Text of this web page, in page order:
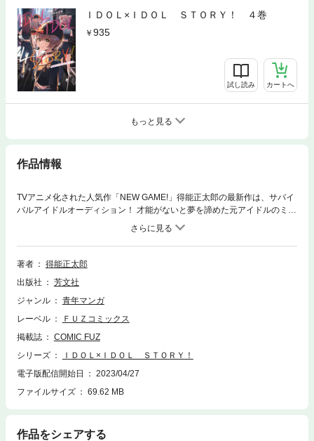
ＩＤＯＬ×ＩＤＯＬ ＳＴＯＲＹ！ ４巻
935
試し読み カートへ
もっと見る
作品情報
TVアニメ化された人気作「NEW GAME!」得能正太郎の最新作は、サバイ
バルアイドルオーディション！ 才能がないと夢を諦めた元アイドルのミミ
と、ミミに憧れていた現役アイドル・イブキ。そんな2人が、ひょんな出
会いから一緒にサバイバルオーディション番組への出演を目指すこと
に…!? 一度は諦めかけた夢、今度こそ2人でなら…！
著者
得能正太郎
出版社
芳文社
ジャンル
青年マンガ
レーベル
ＦＵＺコミックス
掲載誌
COMIC FUZ
シリーズ
ＩＤＯＬ×ＩＤＯＬ ＳＴＯＲＹ！
電子版配信開始日
2023/04/27
ファイルサイズ
69.62 MB
作品をシェアする